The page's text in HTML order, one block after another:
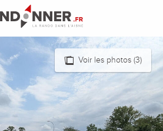
Voir les photos (3)